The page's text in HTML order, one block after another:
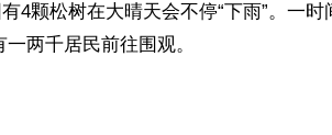
4颗松树在大晴天会不停“下雨”。一
两千居民前往围观。